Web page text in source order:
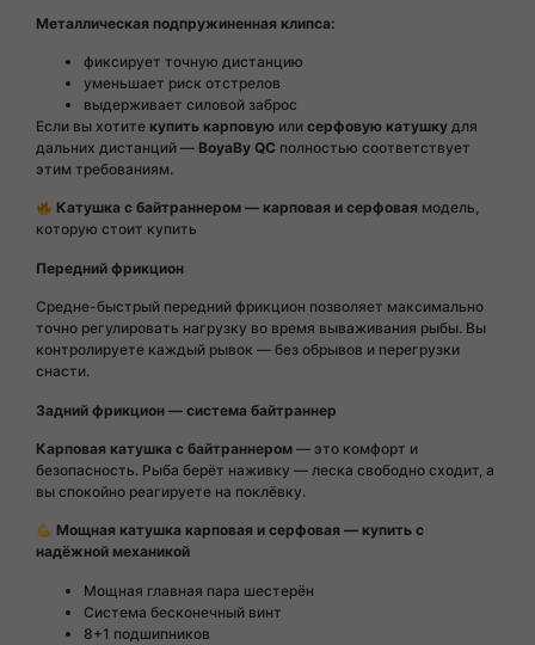
Металлическая подпружиненная клипса:
фиксирует точную дистанцию
уменьшает риск отстрелов
выдерживает силовой заброс
Если вы хотите купить карповую или серфовую катушку для
дальних дистанций — BoyaBy QC полностью соответствует
этим требованиям.
Катушка с байтраннером — карповая и серфовая модель,
которую стоит купить
Передний фрикцион
Средне-быстрый передний фрикцион позволяет максимально
точно регулировать нагрузку во время вываживания рыбы. Вы
контролируете каждый рывок — без обрывов и перегрузки
снасти.
Задний фрикцион — система байтраннер
Карповая катушка с байтраннером — это комфорт и
безопасность. Рыба берёт наживку — леска свободно сходит, а
вы спокойно реагируете на поклёвку.
Мощная катушка карповая и серфовая — купить с
надёжной механикой
Мощная главная пара шестерён
Система бесконечный винт
8+1 подшипников